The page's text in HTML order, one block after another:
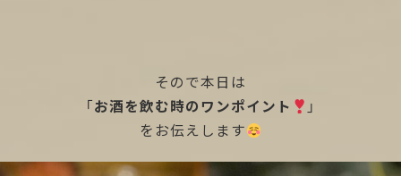
そので本日は
「お酒を飲む時のワンポイント
」
をお伝えします